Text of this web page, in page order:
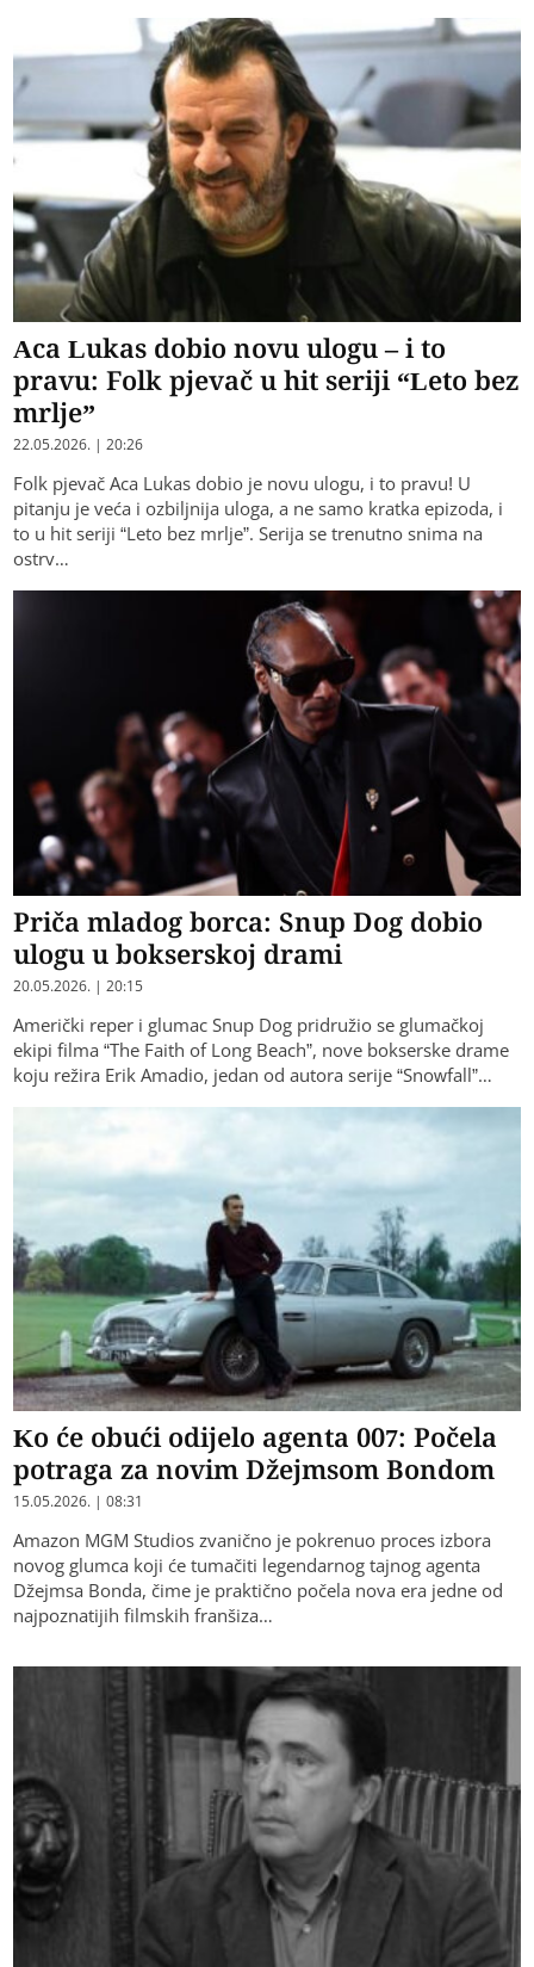
Aca Lukas dobio novu ulogu – i to
pravu: Folk pjevač u hit seriji “Leto bez
mrlje”
22.05.2026. | 20:26
Folk pjevač Aca Lukas dobio je novu ulogu, i to pravu! U
pitanju je veća i ozbiljnija uloga, a ne samo kratka epizoda, i
to u hit seriji “Leto bez mrlje”. Serija se trenutno snima na
ostrv…
Priča mladog borca: Snup Dog dobio
ulogu u bokserskoj drami
20.05.2026. | 20:15
​Američki reper i glumac Snup Dog pridružio se glumačkoj
ekipi filma “The Faith of Long Beach”, nove bokserske drame
koju režira Erik Amadio, jedan od autora serije “Snowfall”…
Ko će obući odijelo agenta 007: Počela
potraga za novim Džejmsom Bondom
15.05.2026. | 08:31
​Amazon MGM Studios zvanično je pokrenuo proces izbora
novog glumca koji će tumačiti legendarnog tajnog agenta
Džejmsa Bonda, čime je praktično počela nova era jedne od
najpoznatijih filmskih franšiza…